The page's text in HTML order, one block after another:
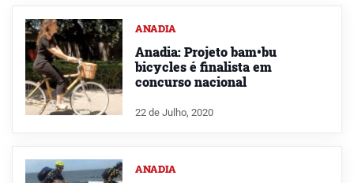
ANADIA
Anadia: Projeto bam•bu
bicycles é finalista em
concurso nacional
22 de Julho, 2020
ANADIA